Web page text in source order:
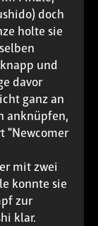
doch
holte sie
und
davor
ganz an
anknüpfen,
"Newcomer
mit zwei
konnte sie
zur
klar.